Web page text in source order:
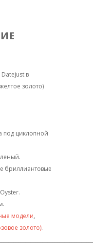
в
золото)
под циклопной
бриллиантовые
модели,
золото).